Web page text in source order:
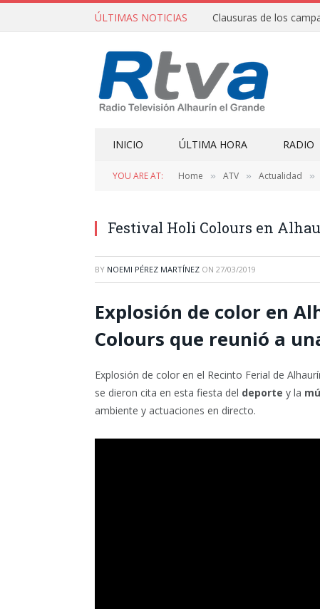
ÚLTIMAS NOTICIAS
INICIO ÚLTIMA HORA RADIO
YOU ARE AT: Home » ATV » Actualidad »
Festival Holi Colours en
BY NOEMI PÉREZ MARTÍNEZ ON 27/03/2019
Explosión de color en
Colours que reunió a
Explosión de color en el Recinto Ferial de
se dieron cita en esta fiesta del deporte y la
ambiente y actuaciones en directo.